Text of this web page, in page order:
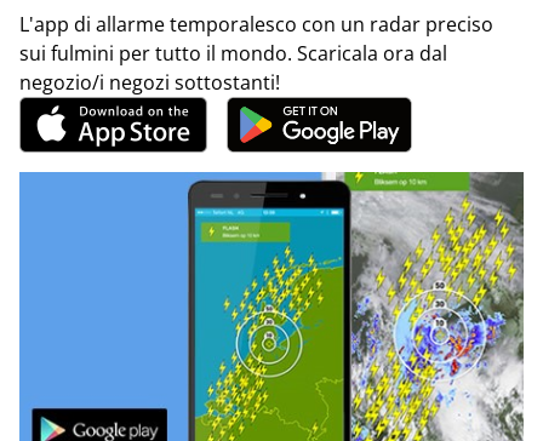
L'app di allarme temporalesco con un radar preciso
sui fulmini per tutto il mondo. Scaricala ora dal
negozio/i negozi sottostanti!